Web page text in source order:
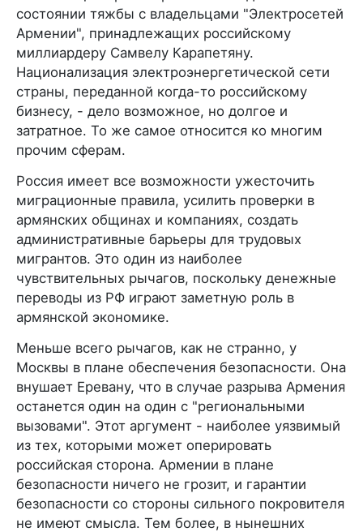
состоянии тяжбы с владельцами "Электросетей
Армении", принадлежащих российскому
миллиардеру Самвелу Карапетяну.
Национализация электроэнергетической сети
страны, переданной когда-то российскому
бизнесу, - дело возможное, но долгое и
затратное. То же самое относится ко многим
прочим сферам.
Россия имеет все возможности ужесточить
миграционные правила, усилить проверки в
армянских общинах и компаниях, создать
административные барьеры для трудовых
мигрантов. Это один из наиболее
чувствительных рычагов, поскольку денежные
переводы из РФ играют заметную роль в
армянской экономике.
Меньше всего рычагов, как не странно, у
Москвы в плане обеспечения безопасности. Она
внушает Еревану, что в случае разрыва Армения
останется один на один с "региональными
вызовами". Этот аргумент - наиболее уязвимый
из тех, которыми может оперировать
российская сторона. Армении в плане
безопасности ничего не грозит, и гарантии
безопасности со стороны сильного покровителя
не имеют смысла. Тем более, в нынешних